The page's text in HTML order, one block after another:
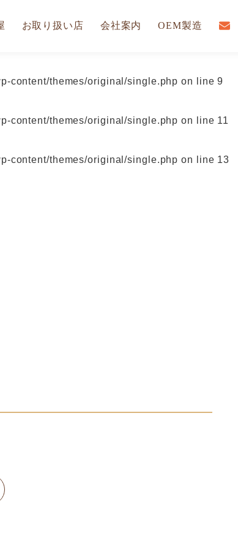
お取り扱い店 会社案内 OEM製造
content/themes/original/single.php on line9
content/themes/original/single.php on line 11
content/themes/original/single.php on line 13